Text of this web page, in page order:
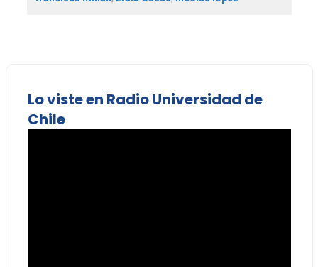
Lo viste en Radio Universidad de
Chile